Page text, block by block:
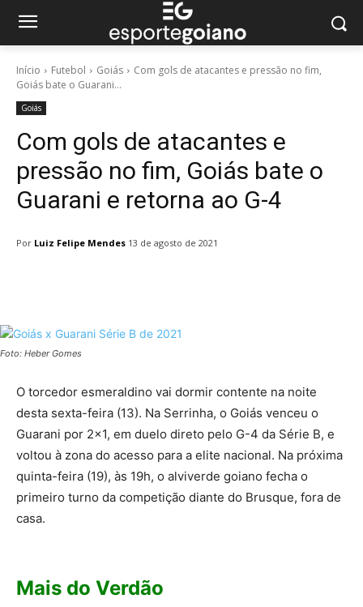
Início Futebol Goiás
Com gols de atacantes e pressão no fim,
Goiás bate o Guarani...
Goiás
Com gols de atacantes e
pressão no fim, Goiás bate o
Guarani e retorna ao G-4
Por Luiz Felipe Mendes 13 de agosto de 2021
Foto: Heber Gomes
O torcedor esmeraldino vai dormir contente na noite
desta sexta-feira (13). Na Serrinha, o Goiás venceu o
Guarani por 2×1, em duelo direto pelo G-4 da Série B, e
voltou à zona do acesso para a elite nacional. Na próxima
quinta-feira (19), às 19h, o alviverde goiano fecha o
primeiro turno da competição diante do Brusque, fora de
casa.
Mais do Verdão